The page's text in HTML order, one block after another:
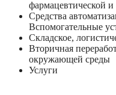
фармацевтической
Средства
Вспомогательные
Складское,
Вторичная
окружающей среды
Услуги